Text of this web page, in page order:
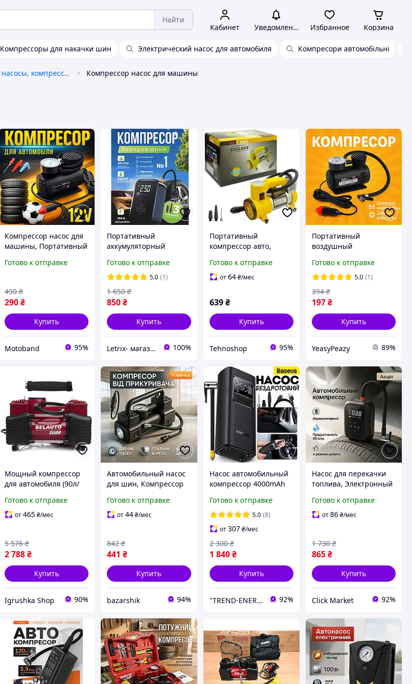
Найти
Кабинет Уведомления Избранное Корзина
Компрессоры для накачки шин Электрический насос для автомобиля Компресори автомобільні
Автомобильные насосы, компрессоры и манометры Компрессор насос для машины
Компрессор насос для
машины, Портативный
машины Мощный
43
Готово к отправке
290₴
490 ₴
Купить
Motoband 95%
Портативный
аккумуляторный
автомобильный
воздушный насос для
машины шин
мотоцикла велосипеда
мяча и матрасов
Готово к отправке
5.0 (1)
850₴
1 650 ₴
Купить
Letrix- магазин удачных покупок 100%
Портативный
компрессор авто,
машины Портативный
для авто с манометром
Готово к отправке
от64 ₴/мес
639 ₴
Купить
Tehnoshop 95%
Портативный
воздушный
компрессор,
Портативный ручной
компрессор,
Автомобильный мини
NF-42
Готово к отправке
5.0 (1)
197₴
394 ₴
Купить
YeasyPeazy 89%
Мощный компрессор
для автомобиля (90л/
Компрессор насос для
машины, Компрессор
Готово к отправке
от465₴/мес
2 788₴
5 576 ₴
Купить
Igrushka Shop 90%
Автомобильный насос
для шин, Компрессор
Насос для машины 12 v
мойки машин MN-56
Готово к отправке
от44₴/мес
441 ₴
842 ₴
Купить
bazarshik 94%
Насос автомобильный
компрессор 4000mAh
аккумуляторный для
машины велосипеда
мотоцикла Baseus
Super Mini Pro
Готово к отправке
5.0 (8)
от307 ₴/мес
1 840 ₴
2 300 ₴
Купить
"TREND-ENERGY" Интернет-магазин аксессуаров к смартфонам и компьютерам 92%
Насос для перекачки
топлива, Электронный
автонасос для машины
Компресор накачки MJ-
Готово к отправке
от86₴/мес
865₴
1 730 ₴
Купить
Click Market 92%